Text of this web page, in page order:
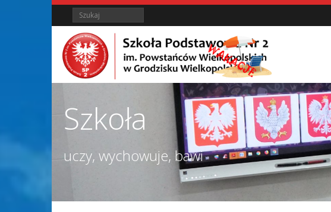
Skip
content
Search
Szkoła
uczy, wychowuje, bawi